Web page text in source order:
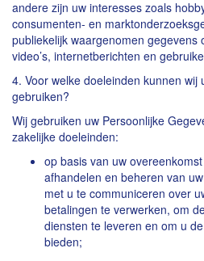
andere zijn uw interesses zoals
consumenten- en
publiekelijk waargenomen gegevens
video’s, internetberichten en
4. Voor welke doeleinden kunnen wij
gebruiken?
Wij gebruiken uw Persoonlijke
zakelijke doeleinden:
op basis van uw
afhandelen en beheren van
met u te communiceren over
betalingen te verwerken, om
diensten te leveren en om u
bieden;